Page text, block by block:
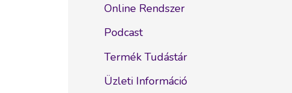
Online Rendszer
Podcast
Termék Tudástár
Üzleti Információ